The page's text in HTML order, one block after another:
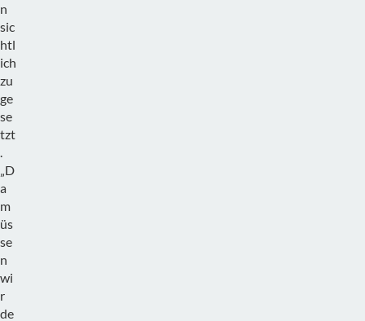
n
sic
htl
ich
zu
ge
se
tzt
.
„D
a
m
üs
se
n
wi
r
de